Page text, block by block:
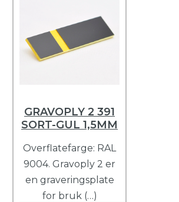
GRAVOPLY 2 391
SORT-GUL 1,5MM
Overflatefarge: RAL
9004. Gravoply 2 er
en graveringsplate
for bruk (…)